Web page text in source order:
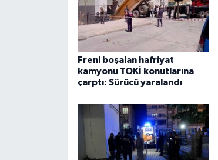
Freni boşalan hafriyat
kamyonu TOKİ konutlarına
çarptı: Sürücü yaralandı